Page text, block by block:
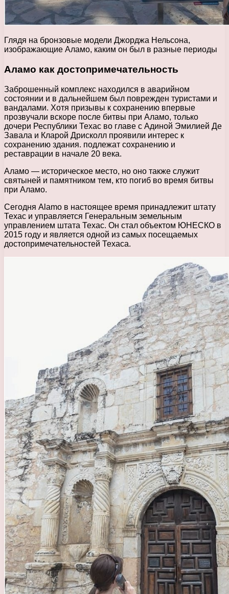
Глядя на бронзовые модели Джорджа Нельсона,
изображающие Аламо, каким он был в разные периоды
Аламо как достопримечательность
Заброшенный комплекс находился в аварийном
состоянии и в дальнейшем был поврежден туристами и
вандалами. Хотя призывы к сохранению впервые
прозвучали вскоре после битвы при Аламо, только
дочери Республики Техас во главе с Адиной Эмилией Де
Завала и Кларой Дрисколл проявили интерес к
сохранению здания. подлежат сохранению и
реставрации в начале 20 века.
Аламо — историческое место, но оно также служит
святыней и памятником тем, кто погиб во время битвы
при Аламо.
Сегодня Alamo в настоящее время принадлежит штату
Техас и управляется Генеральным земельным
управлением штата Техас. Он стал объектом ЮНЕСКО в
2015 году и является одной из самых посещаемых
достопримечательностей Техаса.